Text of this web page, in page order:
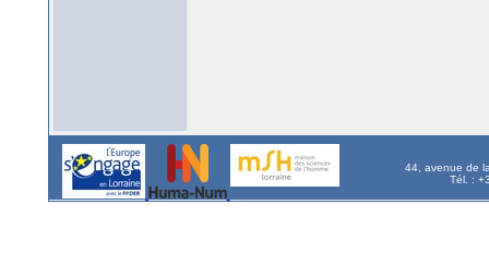
44, avenue de
Tél. :